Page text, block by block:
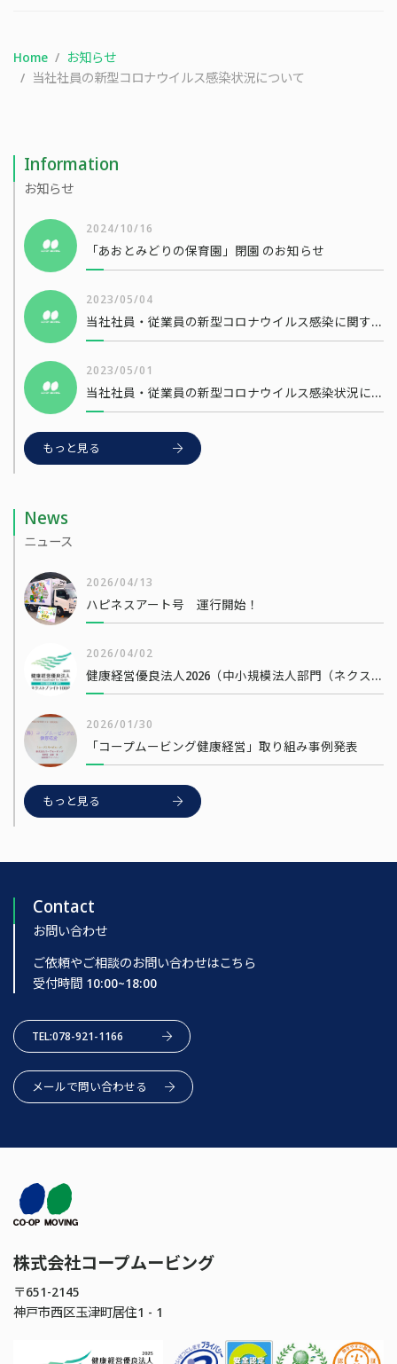
Home
お知らせ
当社社員の新型コロナウイルス感染状況について
Information
お知らせ
2024/10/16
「あおとみどりの保育園」閉園 のお知らせ
2023/05/04
当社社員・従業員の新型コロナウイルス感染に関するお知らせ
2023/05/01
当社社員・従業員の新型コロナウイルス感染状況について
もっと見る
News
ニュース
2026/04/13
ハピネスアート号 運行開始！
2026/04/02
健康経営優良法人2026（中小規模法人部門（ネクストブライト1000））
2026/01/30
「コープムービング健康経営」取り組み事例発表
もっと見る
Contact
お問い合わせ
ご依頼やご相談のお問い合わせはこちら
受付時間 10:00~18:00
TEL:078-921-1166
メールで問い合わせる
株式会社コープムービング
〒651-2145
神戸市西区玉津町居住1 - 1